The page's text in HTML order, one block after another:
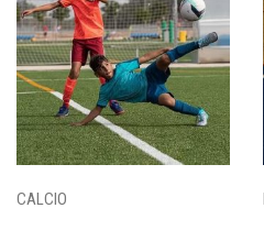
CALCIO